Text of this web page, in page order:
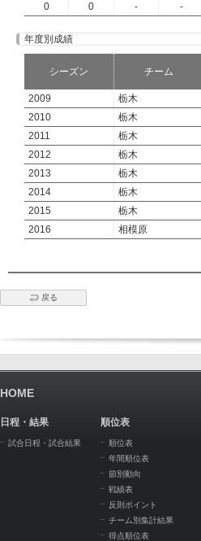
0
0 - -
年度別成績
シーズン チーム
2009
栃木
2010
栃木
2011
栃木
2012
栃木
2013
栃木
2014
栃木
2015
栃木
2016
相模原
戻る
HOME
日程・結果
試合日程・試合結果
順位表
順位表
年間順位表
節別動向
戦績表
反則ポイント
チーム別集計結果
得点順位表